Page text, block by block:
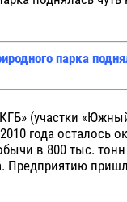
парка
(участки
года осталось
в 800 тыс. тонн
Предприятию